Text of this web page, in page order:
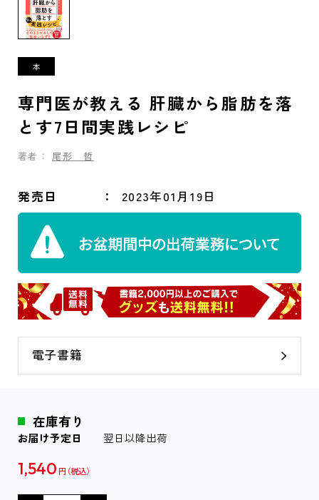
専門医が教える 肝臓から脂肪を落
とす7日間実践レシピ
著者： 尾形 哲
発売日 2023年01月19日
電子書籍
在庫有り
お届け予定日 翌日以降出荷
1,540 円